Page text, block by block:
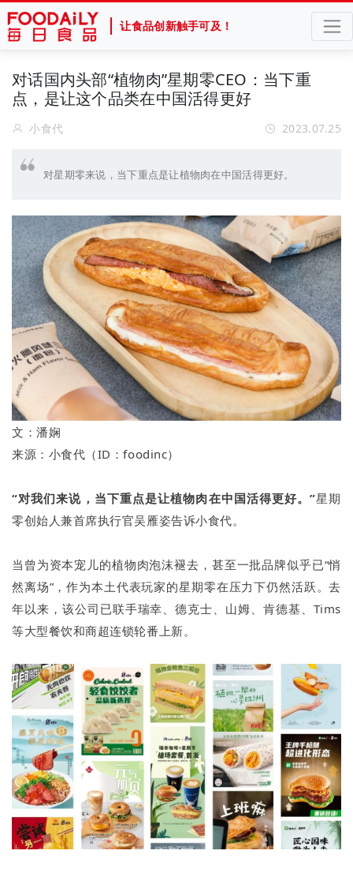
让食品创新触手可及！
对话国内头部“植物肉”星期零CEO：当下重
点，是让这个品类在中国活得更好
小食代 2023.07.25
对星期零来说，当下重点是让植物肉在中国活得更好。
文：潘娴
来源：小食代（ID：foodinc）
“对我们来说，当下重点是让植物肉在中国活得更好。”星期
零创始人兼首席执行官吴雁姿告诉小食代。
当曾为资本宠儿的植物肉泡沫褪去，甚至一批品牌似乎已“悄
然离场”，作为本土代表玩家的星期零在压力下仍然活跃。去
年以来，该公司已联手瑞幸、德克士、山姆、肯德基、Tims
等大型餐饮和商超连锁轮番上新。